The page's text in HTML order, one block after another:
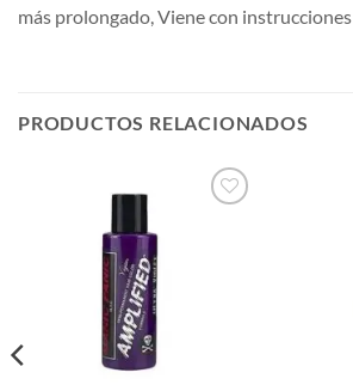
más prolongado, Viene con instrucciones
PRODUCTOS RELACIONADOS